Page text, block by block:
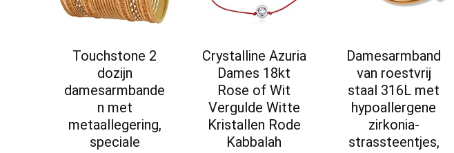
Touchstone 2
dozijn
damesarmbande
n met
metaallegering,
speciale
Crystalline Azuria
Dames 18kt
Rose of Wit
Vergulde Witte
Kristallen Rode
Kabbalah
Damesarmband
van roestvrij
staal 316L met
hypoallergene
zirkonia-
strassteentjes,